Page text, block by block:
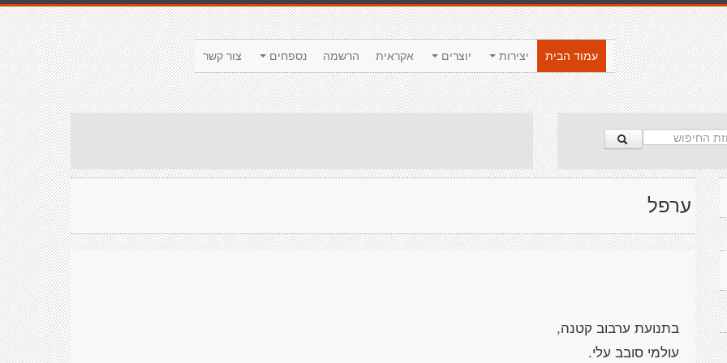
צור קשר נספחים הרשמה אקראית יוצרים יצירות עמוד הבית
ערפל
בתנועת ערבוב קטנה,
עולמי סובב עלי.